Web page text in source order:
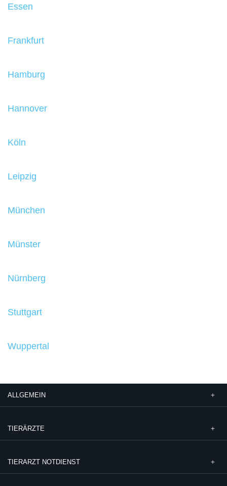
Essen
Frankfurt
Hamburg
Hannover
Köln
Leipzig
München
Münster
Nürnberg
Stuttgart
Wuppertal
ALLGEMEIN
TIERÄRZTE
TIERARZT NOTDIENST